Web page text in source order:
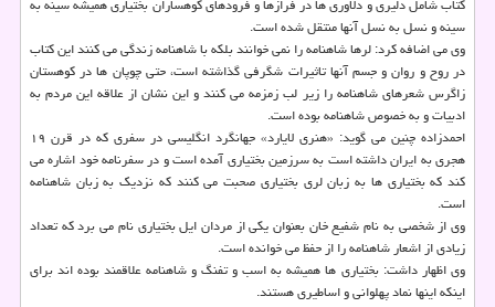
سینه و نسل به نسل آنها منتقل شده است.
وی می اضافه کرد: لرها شاهنامه را نمی خوانند بلکه با شاهنامه زندگی می کنند این کتاب
در روح و روان و جسم آنها تاثیرات شگرفی گذاشته است، حتی چوپان ها در کوهستان
زاگرس شعرهای شاهنامه را زیر لب زمزمه می کنند و این نشان از علاقه این مردم به
ادبیات و به خصوص شاهنامه بوده است.
احمدزاده چنین می گوید: «هنری لایارد» جهانگرد انگلیسی در سفری که در قرن ۱۹
هجری به ایران داشته است به سرزمین بختیاری آمده است و در سفرنامه خود اشاره می
کند که بختیاری ها به زبان لری بختیاری صحبت می کنند که نزدیک به زبان شاهنامه
است.
وی از شخصی به نام شفیع خان بعنوان یکی از مردان ایل بختیاری نام می برد که تعداد
زیادی از اشعار شاهنامه را از حفظ می خوانده است.
وی اظهار داشت: بختیاری ها همیشه به اسب و تفنگ و شاهنامه علاقمند بوده اند برای
اینکه اینها نماد پهلوانی و اساطیری هستند.